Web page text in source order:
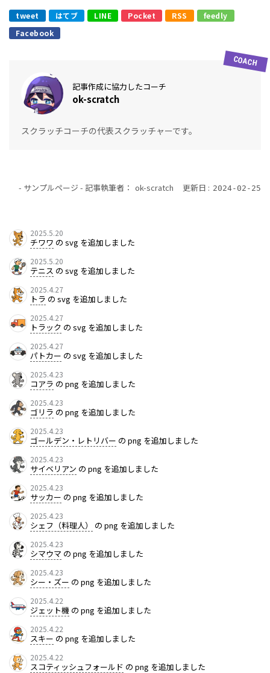
tweet はてブ LINE Pocket RSS
feedly
Facebook
記事作成に協力したコーチ
ok-scratch
スクラッチコーチの代表スクラッチャーです。
- サンプルページ - 記事執筆者： ok-scratch 更新日 : 2024-02-25
2025.5.20
チワワ の svg を追加しました
2025.5.20
テニス の svg を追加しました
2025.4.27
トラ の svg を追加しました
2025.4.27
トラック の svg を追加しました
2025.4.27
パトカー の svg を追加しました
2025.4.23
コアラ の png を追加しました
2025.4.23
ゴリラ の png を追加しました
2025.4.23
ゴールデン・レトリバー の png を追加しました
2025.4.23
サイベリアン の png を追加しました
2025.4.23
サッカー の png を追加しました
2025.4.23
シェフ（料理人） の png を追加しました
2025.4.23
シマウマ の png を追加しました
2025.4.23
シー・ズー の png を追加しました
2025.4.22
ジェット機 の png を追加しました
2025.4.22
スキー の png を追加しました
2025.4.22
スコティッシュフォールド の png を追加しました